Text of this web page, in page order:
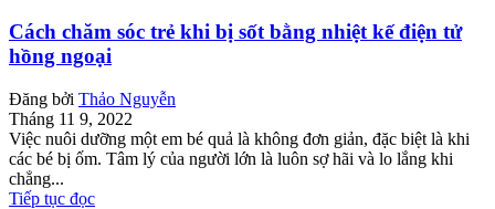
Cách chăm sóc trẻ khi bị sốt bằng nhiệt kế điện tử
hồng ngoại
Đăng bởi Thảo Nguyễn
Tháng 11 9, 2022
Việc nuôi dưỡng một em bé quả là không đơn giản, đặc biệt là khi
các bé bị ốm. Tâm lý của người lớn là luôn sợ hãi và lo lắng khi
chẳng...
Tiếp tục đọc